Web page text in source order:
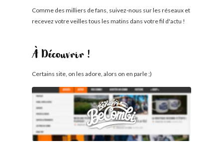
Comme des milliers de fans, suivez-nous sur les réseaux et
recevez votre veilles tous les matins dans votre fil d'actu !
À Découvrir !
Certains site, on les adore, alors on en parle ;)